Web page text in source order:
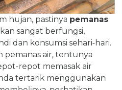
hujan, pastinya pemanas
sangat berfungsi,
dan konsumsi sehari-hari.
air, tentunya
repot memasak air
tertarik menggunakan